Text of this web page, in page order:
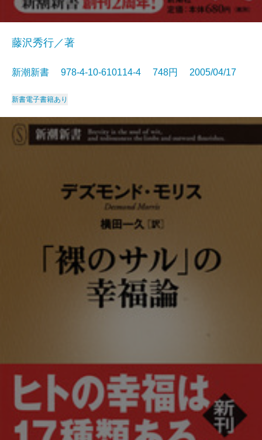
藤沢秀行／著
新潮新書 978-4-10-610114-4 748円 2005/04/17
新書電子書籍あり